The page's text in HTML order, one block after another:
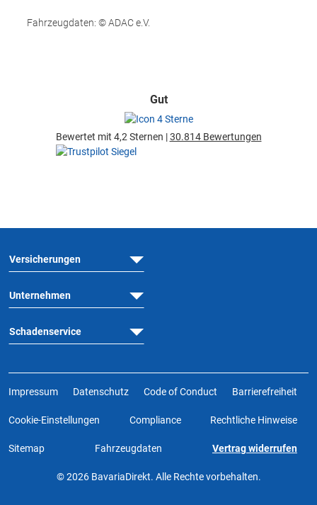
Fahrzeugdaten: © ADAC e.V.
Gut
Bewertet mit 4,2 Sternen |30.814 Bewertungen
Versicherungen
Unternehmen
Schadenservice
Impressum Datenschutz Code of Conduct Barrierefreiheit
Cookie-Einstellungen Compliance Rechtliche Hinweise
Sitemap Fahrzeugdaten Vertrag widerrufen
© 2026 BavariaDirekt. Alle Rechte vorbehalten.